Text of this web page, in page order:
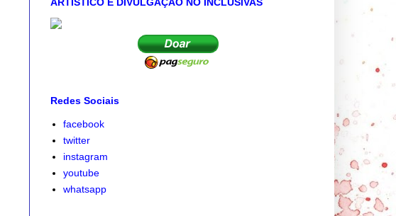
Redes Sociais
facebook
twitter
instagram
youtube
whatsapp